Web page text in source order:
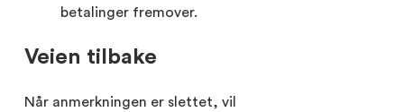
betalinger fremover.
Veien tilbake
Når anmerkningen er slettet, vil